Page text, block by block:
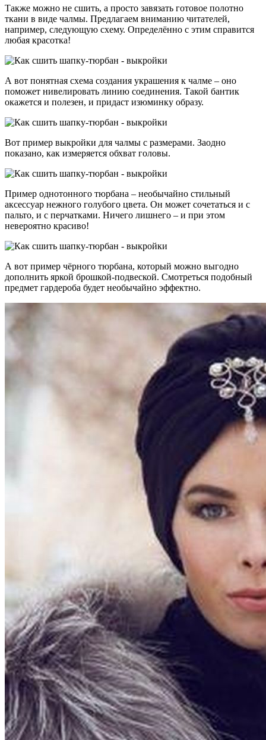
Также можно не сшить, а просто завязать готовое полотно
ткани в виде чалмы. Предлагаем вниманию читателей,
например, следующую схему. Определённо с этим справится
любая красотка!
А вот понятная схема создания украшения к чалме – оно
поможет нивелировать линию соединения. Такой бантик
окажется и полезен, и придаст изюминку образу.
Вот пример выкройки для чалмы с размерами. Заодно
показано, как измеряется обхват головы.
Пример однотонного тюрбана – необычайно стильный
аксессуар нежного голубого цвета. Он может сочетаться и с
пальто, и с перчатками. Ничего лишнего – и при этом
невероятно красиво!
А вот пример чёрного тюрбана, который можно выгодно
дополнить яркой брошкой-подвеской. Смотреться подобный
предмет гардероба будет необычайно эффектно.